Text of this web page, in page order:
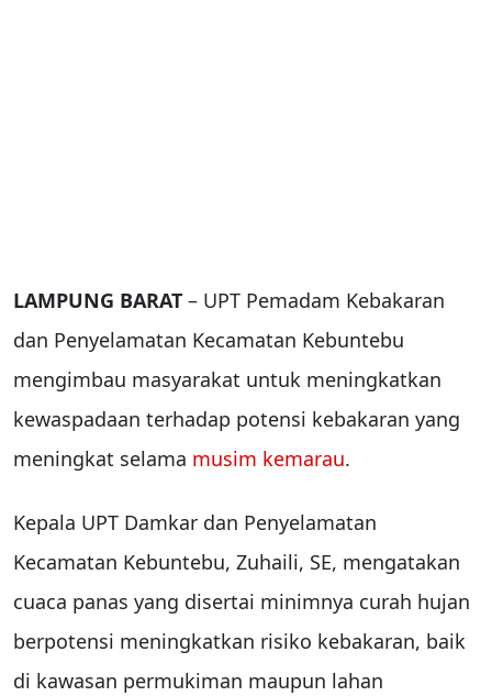
LAMPUNG BARAT – UPT Pemadam Kebakaran
dan Penyelamatan Kecamatan Kebuntebu
mengimbau masyarakat untuk meningkatkan
kewaspadaan terhadap potensi kebakaran yang
meningkat selama musim kemarau.
Kepala UPT Damkar dan Penyelamatan
Kecamatan Kebuntebu, Zuhaili, SE, mengatakan
cuaca panas yang disertai minimnya curah hujan
berpotensi meningkatkan risiko kebakaran, baik
di kawasan permukiman maupun lahan